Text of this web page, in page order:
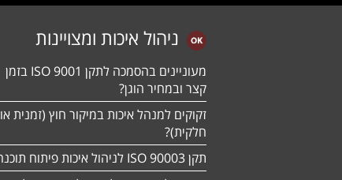
ניהול איכות ומצויינות
מעוניינים בהסמכה לתקן ISO 9001 בזמן
קצר ובמחיר הוגן?
זקוקים למנהל איכות במיקור חוץ (זמנית או
חלקית)?
תקן ISO 90003 לניהול איכות פיתוח תוכנה